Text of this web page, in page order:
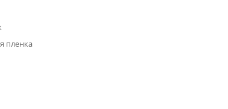
пленка